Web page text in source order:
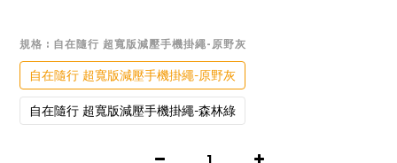
規格 : 自在隨行 超寬版減壓手機掛繩-原野灰
自在隨行 超寬版減壓手機掛繩-原野灰
自在隨行 超寬版減壓手機掛繩-森林綠